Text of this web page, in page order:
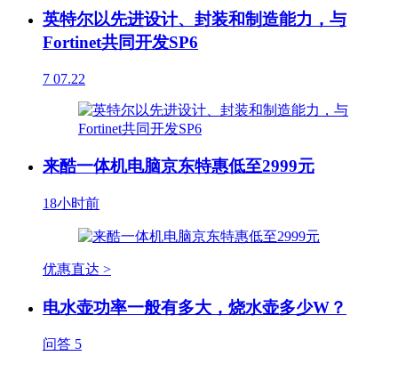
英特尔以先进设计、封装和制造能力，与
Fortinet共同开发SP6
7 07.22
来酷一体机电脑京东特惠低至2999元
18小时前
优惠直达 >
电水壶功率一般有多大，烧水壶多少W？
问答 5